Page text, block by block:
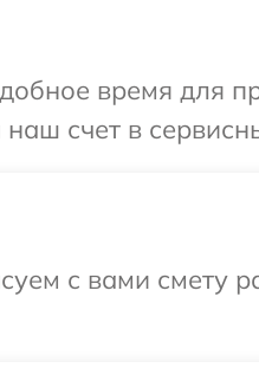
время для
счет в
с вами смету